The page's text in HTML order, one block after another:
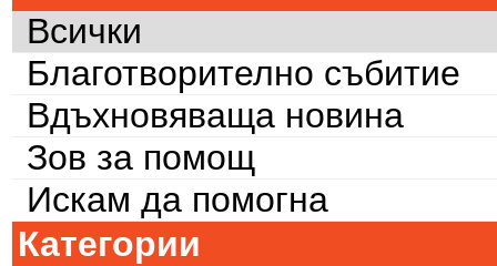
Всички
Благотворително събитие
Вдъхновяваща новина
Зов за помощ
Искам да помогна
Категории